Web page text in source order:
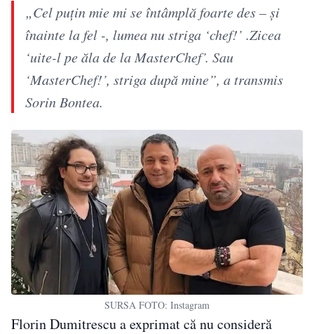
„Cel puțin mie mi se întâmplă foarte des – și
înainte la fel -, lumea nu striga ‘chef!’ .Zicea
‘uite-l pe ăla de la MasterChef’. Sau
‘MasterChef!’, striga după mine”, a transmis
Sorin Bontea.
SURSA FOTO: Instagram
Florin Dumitrescu a exprimat că nu consideră